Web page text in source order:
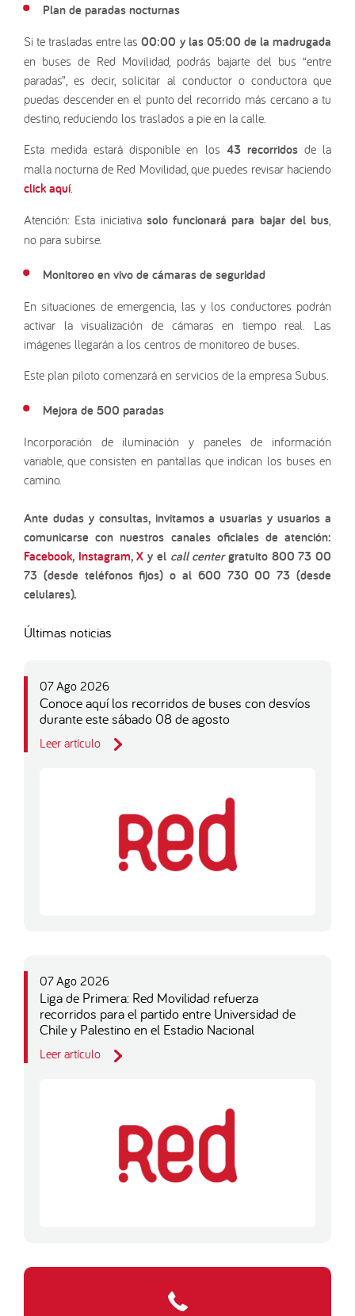
Plan de paradas nocturnas
Si te trasladas entre las00:00 y las 05:00 de la madrugada
en buses de Red Movilidad, podrás bajarte del bus “entre
paradas”, es decir, solicitar al conductor o conductora que
puedas descender en el punto del recorrido más cercano a tu
destino, reduciendo los traslados a pie en la calle.
Esta medida estará disponible en los 43 recorridosde la
malla nocturna de Red Movilidad, que puedes revisar haciendo
click aquí.
Atención: Esta iniciativa solo funcionará para bajar del bus
no para subirse.
Monitoreo en vivo de cámaras de seguridad
En situaciones de emergencia, las y los conductores podrán
activar la visualización de cámaras en tiempo real. Las
imágenes llegarán a los centros de monitoreo de buses.
Este plan piloto comenzará en servicios de la empresa Subus.
Mejora de 500 paradas
Incorporación de iluminación y paneles de información
variable, que consisten en pantallas que indican los buses en
camino.
Ante dudas y consultas, invitamos a usuarias y usuarios a
comunicarse con nuestros canales oficiales de atención:
Facebook, Instagram,X y el call centergratuito 800 73 00
73 (desde teléfonos fijos) o al 600 730 00 73 (desde
celulares).
Últimas noticias
07 Ago 2026
Conoce aquí los recorridos de buses con desvíos
durante este sábado 08 de agosto
Leer artículo
07 Ago 2026
Liga de Primera: Red Movilidad refuerza
recorridos para el partido entre Universidad de
Chile y Palestino en el Estadio Nacional
Leer artículo